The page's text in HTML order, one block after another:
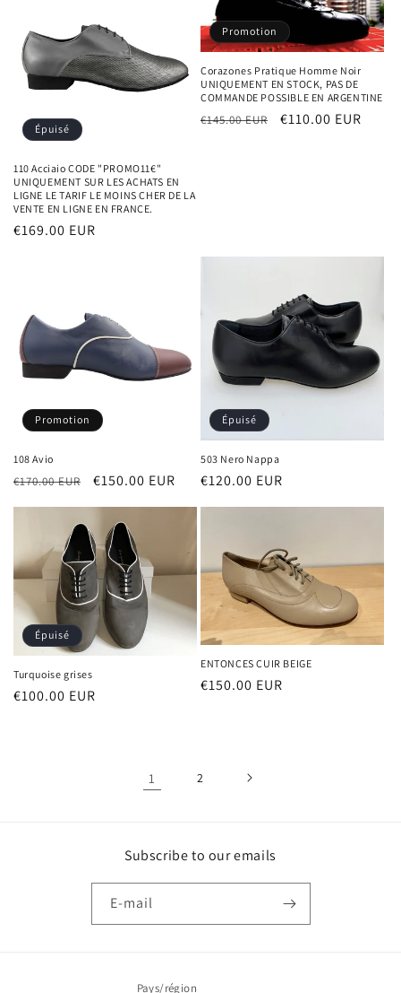
Épuisé
110 Acciaio CODE "PROMO11€"
UNIQUEMENT SUR LES ACHATS EN
LIGNE LE TARIF LE MOINS CHER DE LA
VENTE EN LIGNE EN FRANCE.
Prix
€169.00 EUR
Promotion
Corazones Pratique Homme Noir
UNIQUEMENT EN STOCK, PAS DE
COMMANDE POSSIBLE EN ARGENTINE
Prix
€145.00 EUR
Prix
€110.00 EUR
Promotion
108 Avio
Prix
habituel
€170.00 EUR
Prix
promotionnel
€150.00 EUR
Épuisé
503 Nero Nappa
Prix
€120.00 EUR
Épuisé
Turquoise grises
Prix
€100.00 EUR
ENTONCES CUIR BEIGE
Prix
€150.00 EUR
1 2
Subscribe to our emails
E-mail
Pays/région